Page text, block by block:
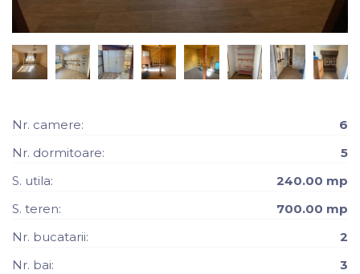
Nr. camere:
6
Nr. dormitoare:
5
S. utila:
240.00 mp
S. teren:
700.00 mp
Nr. bucatarii:
2
Nr. bai:
3